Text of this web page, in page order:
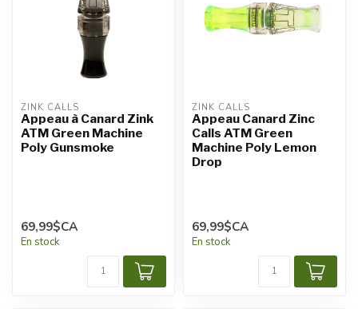
ZINK CALLS
Appeau à Canard Zink
ATM Green Machine
Poly Gunsmoke
69,99$CA
En stock
ZINK CALLS
Appeau Canard Zinc
Calls ATM Green
Machine Poly Lemon
Drop
69,99$CA
En stock